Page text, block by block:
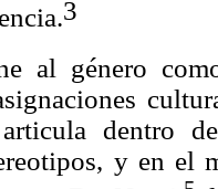
3
al género
dentro
y en el